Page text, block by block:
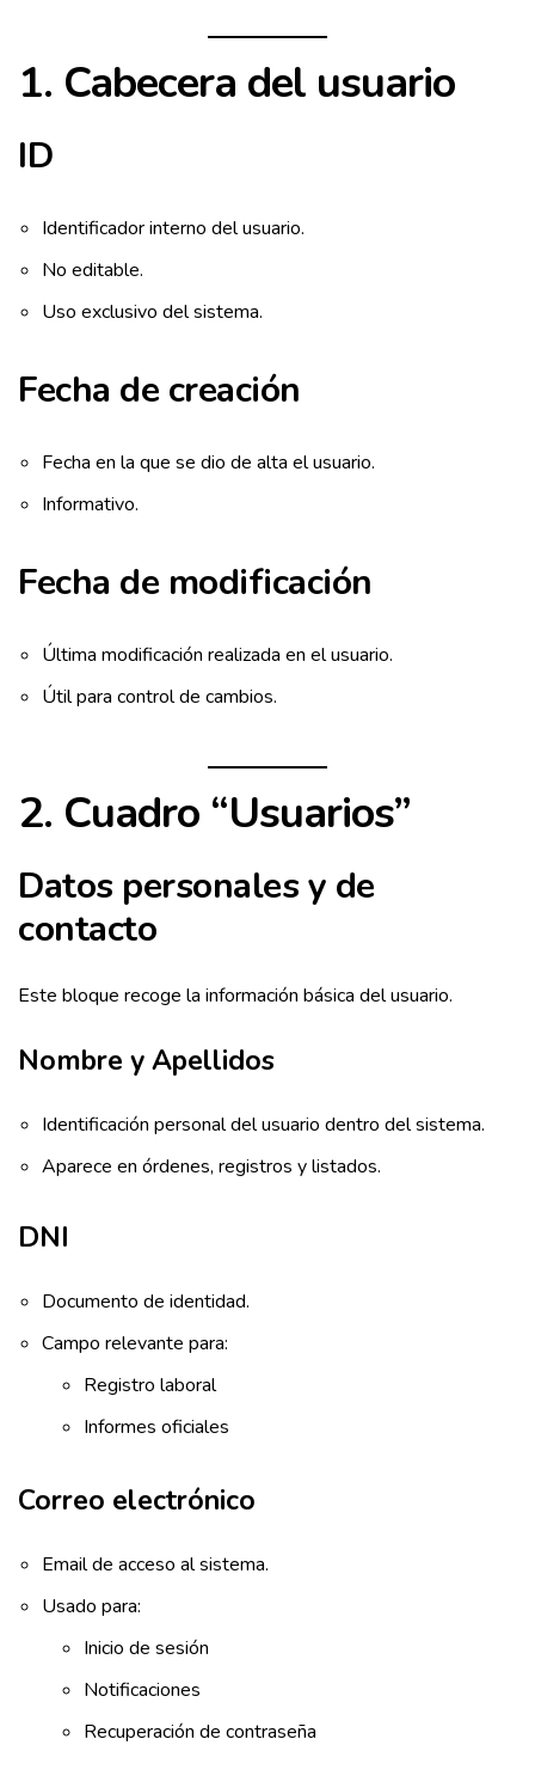
1. Cabecera del usuario
ID
Identificador interno del usuario.
No editable.
Uso exclusivo del sistema.
Fecha de creación
Fecha en la que se dio de alta el usuario.
Informativo.
Fecha de modificación
Última modificación realizada en el usuario.
Útil para control de cambios.
2. Cuadro “Usuarios”
Datos personales y de
contacto
Este bloque recoge la información básica del usuario.
Nombre y Apellidos
Identificación personal del usuario dentro del sistema.
Aparece en órdenes, registros y listados.
DNI
Documento de identidad.
Campo relevante para:
Registro laboral
Informes oficiales
Correo electrónico
Email de acceso al sistema.
Usado para:
Inicio de sesión
Notificaciones
Recuperación de contraseña